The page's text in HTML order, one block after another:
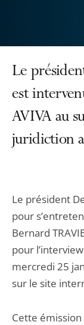
Le
est
AVIVA au
juridiction
Le président
pour
Bernard
pour
mercredi 25
sur le site
Cette émission